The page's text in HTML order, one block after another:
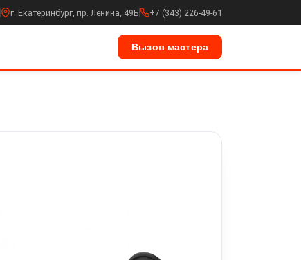
г. Екатеринбург, пр. Ленина, 49Б +7 (343) 226-49-61
Вызов мастера